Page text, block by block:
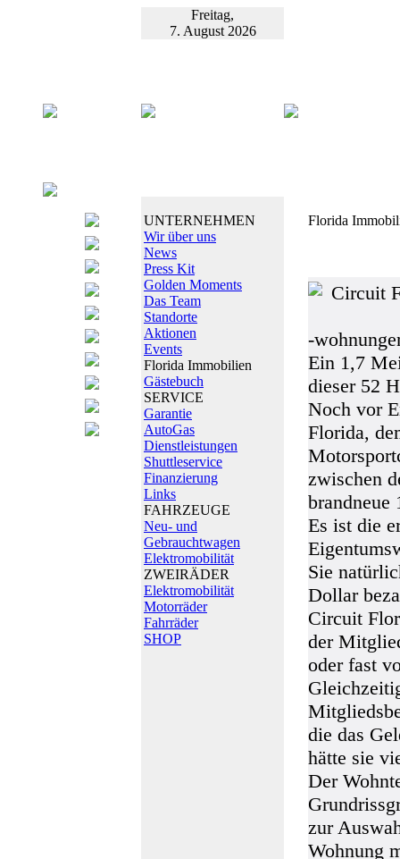
Freitag,
7. August 2026
UNTERNEHMEN
Wir über uns
News
Press Kit
Golden Moments
Das Team
Standorte
Aktionen
Events
Florida Immobilien
Gästebuch
SERVICE
Garantie
AutoGas
Dienstleistungen
Shuttleservice
Finanzierung
Links
FAHRZEUGE
Neu- und
Gebrauchtwagen
Elektromobilität
ZWEIRÄDER
Elektromobilität
Motorräder
Fahrräder
SHOP
Florida
Circuit
-
Ein 1,7
dieser 52
Noch vor
Florida,
zwischen
Es ist die
Sie
Dollar
Circuit
der
oder fast
die das
hätte sie
Der
zur
Wohnung